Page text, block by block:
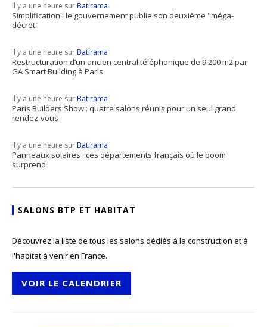
il y a une heure surBatirama
Simplification : le gouvernement publie son deuxième "méga-
décret"
il y a une heure surBatirama
Restructuration d’un ancien central téléphonique de 9 200 m2 par
GA Smart Building à Paris
il y a une heure surBatirama
Paris Builders Show : quatre salons réunis pour un seul grand
rendez-vous
il y a une heure surBatirama
Panneaux solaires : ces départements français où le boom
surprend
SALONS BTP ET HABITAT
Découvrez la liste de tous les salons dédiés à la construction et à
l'habitat à venir en France.
VOIR LE CALENDRIER